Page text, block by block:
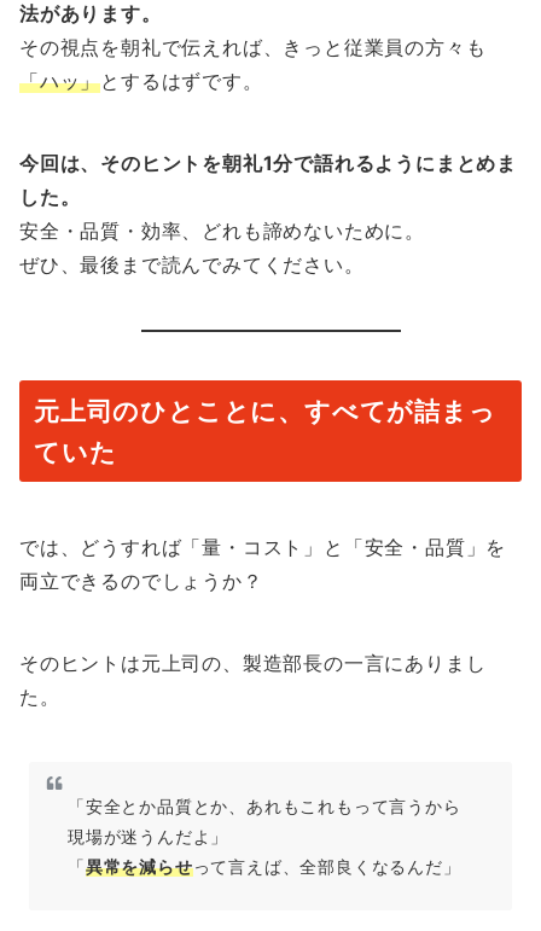
法があります。
その視点を朝礼で伝えれば、きっと従業員の方々も
「ハッ」とするはずです。
今回は、そのヒントを朝礼1分で語れるようにまとめま
した。
安全・品質・効率、どれも諦めないために。
ぜひ、最後まで読んでみてください。
元上司のひとことに、すべてが詰まっ
ていた
では、どうすれば「量・コスト」と「安全・品質」を
両立できるのでしょうか？
そのヒントは元上司の、製造部長の一言にありまし
た。
「安全とか品質とか、あれもこれもって言うから
現場が迷うんだよ」
「異常を減らせって言えば、全部良くなるんだ」